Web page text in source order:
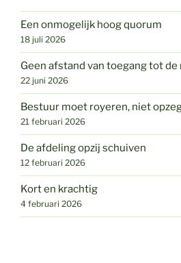
Een onmogelijk hoog quorum
18 juli 2026
Geen afstand van toegang tot
22 juni 2026
Bestuur moet royeren, niet
21 februari 2026
De afdeling opzij schuiven
12 februari 2026
Kort en krachtig
4 februari 2026